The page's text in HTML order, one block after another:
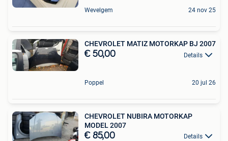
Wevelgem 24 nov 25
CHEVROLET MATIZ MOTORKAP BJ 2007
€ 50,00 Details
Poppel 20 jul 26
CHEVROLET NUBIRA MOTORKAP
MODEL 2007
€ 85,00 Details